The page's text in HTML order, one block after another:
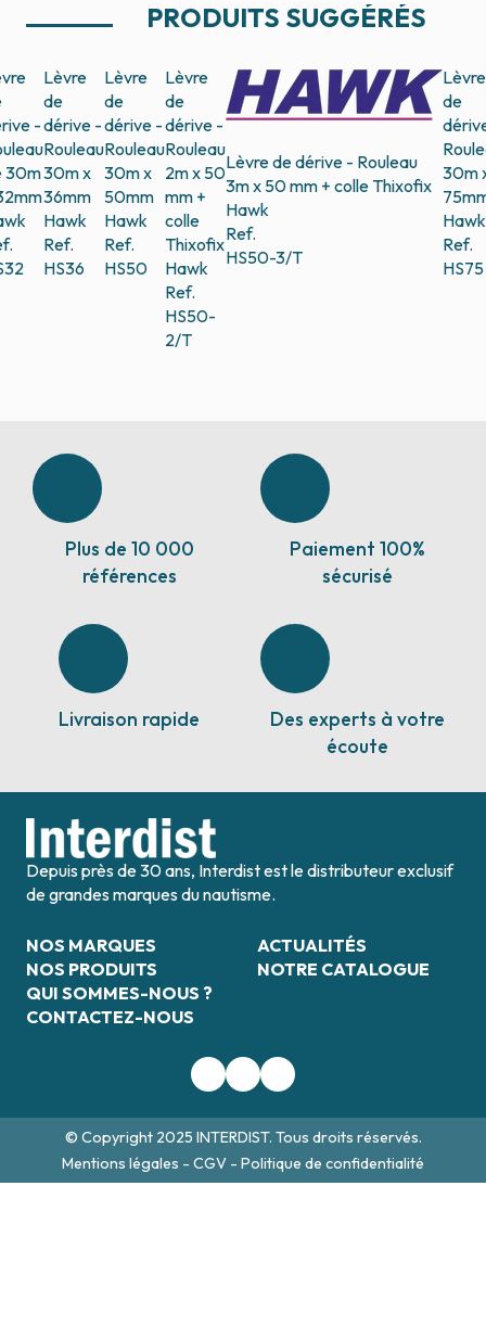
PRODUITS SUGGÉRÉS
-
30m
Lèvre
de
dérive -
Rouleau
30m x
36mm
Hawk
Ref.
HS36
Lèvre
de
dérive -
Rouleau
30m x
50mm
Hawk
Ref.
HS50
Lèvre
de
dérive -
Rouleau
2m x 50
mm +
colle
Thixofix
Hawk
Ref.
HS50-
2/T
Lèvre de dérive - Rouleau
3m x 50 mm + colle Thixofix
Hawk
Ref.
HS50-3/T
Lèvre
de
30m
Hawk
Ref.
HS75
Plus de 10 000
références
Paiement 100%
sécurisé
Livraison rapide
Des experts à votre
écoute
Depuis près de 30 ans, Interdist est le distributeur exclusif
de grandes marques du nautisme.
NOS MARQUES
NOS PRODUITS
QUI SOMMES-NOUS ?
CONTACTEZ-NOUS
ACTUALITÉS
NOTRE CATALOGUE
© Copyright 2025 INTERDIST. Tous droits réservés.
Mentions légales - CGV - Politique de confidentialité